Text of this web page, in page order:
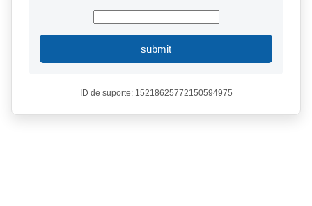
submit
ID de suporte: 15218625772150594975